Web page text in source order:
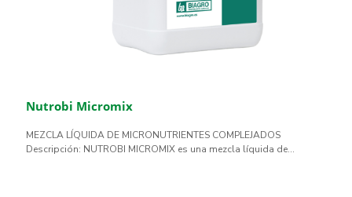
Nutrobi Micromix
MEZCLA LÍQUIDA DE MICRONUTRIENTES COMPLEJADOS
Descripción: NUTROBI MICROMIX es una mezcla líquida de...